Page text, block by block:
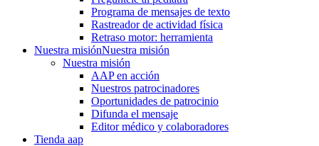
Programa de mensajes de texto
Rastre​​ador de activida​d física
Retraso motor: herramienta
Nuestra misiónNuestra misión
Nuestra misión
AAP en acción
Nuestros patrocinadores
Oportunidades de patrocinio
Difunda el mensaje
Editor médico y colaboradores
Tienda aap